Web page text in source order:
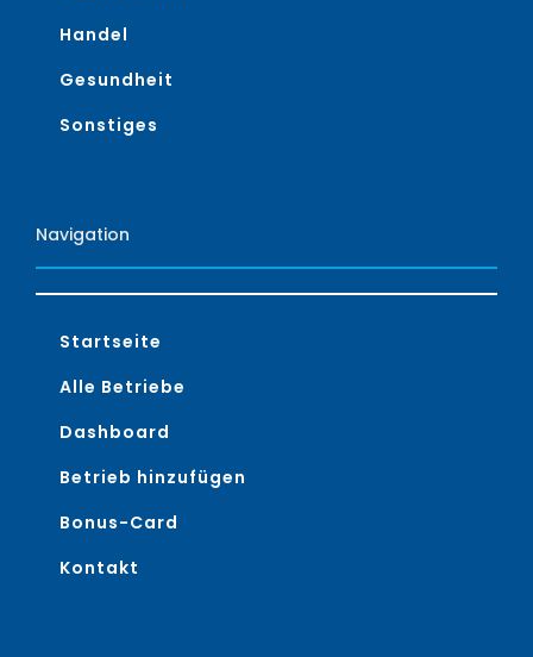
Handel
Gesundheit
Sonstiges
Navigation
Startseite
Alle Betriebe
Dashboard
Betrieb hinzufügen
Bonus-Card
Kontakt